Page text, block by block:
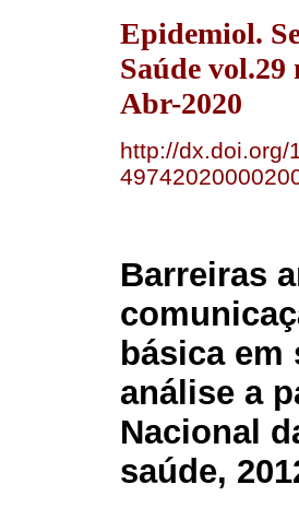
Epidemiol.
Saúde
Abr-2020
http://dx.doi.org/
Barreiras
básica em
análise a
Nacional
saúde,